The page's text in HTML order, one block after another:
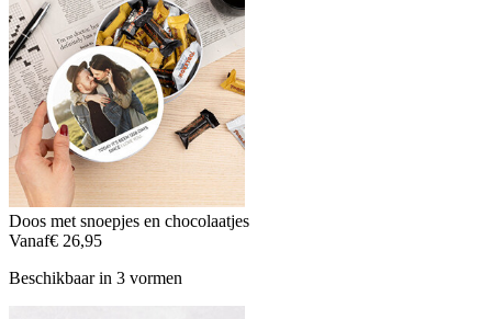
Doos met snoepjes en chocolaatjes
Vanaf€ 26,95
Beschikbaar in 3 vormen